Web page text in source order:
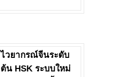
ไวยากรณ์จีนระดับ
ต้น HSK ระบบใหม่